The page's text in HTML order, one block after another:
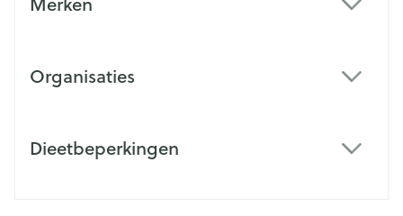
Organisaties
Dieetbeperkingen